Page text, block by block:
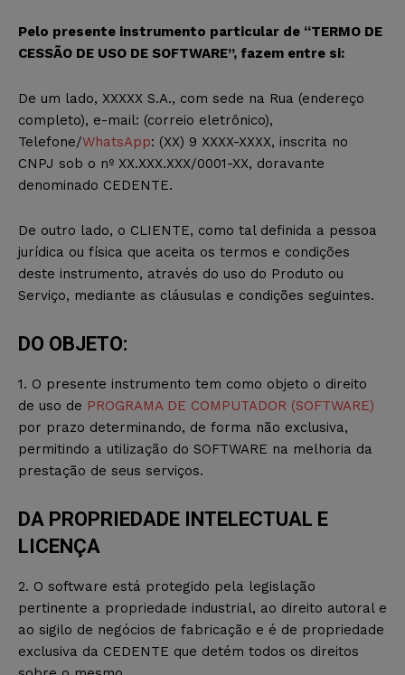
Pelo presente instrumento particular de “TERMO DE
CESSÃO DE USO DE SOFTWARE”, fazem entre si:
De um lado, XXXXX S.A., com sede na Rua (endereço
completo), e-mail: (correio eletrônico),
Telefone/WhatsApp: (XX) 9 XXXX-XXXX, inscrita no
CNPJ sob o nº XX.XXX.XXX/0001-XX, doravante
denominado CEDENTE.
De outro lado, o CLIENTE, como tal definida a pessoa
jurídica ou física que aceita os termos e condições
deste instrumento, através do uso do Produto ou
Serviço, mediante as cláusulas e condições seguintes.
DO OBJETO:
1. O presente instrumento tem como objeto o direito
de uso de PROGRAMA DE COMPUTADOR (SOFTWARE)
por prazo determinando, de forma não exclusiva,
permitindo a utilização do SOFTWARE na melhoria da
prestação de seus serviços.
DA PROPRIEDADE INTELECTUAL E
LICENÇA
2. O software está protegido pela legislação
pertinente a propriedade industrial, ao direito autoral e
ao sigilo de negócios de fabricação e é de propriedade
exclusiva da CEDENTE que detém todos os direitos